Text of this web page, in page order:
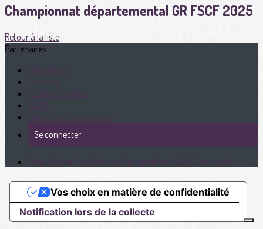
Championnat départemental GR FSCF 2025
Retour à la liste
Partenaires
Se connecter
Notification lors de la collecte
Vos choix en matière de confidentialité